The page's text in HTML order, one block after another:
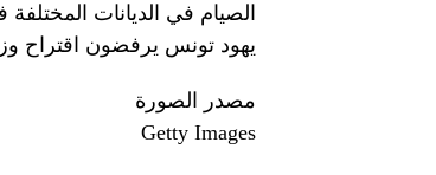
الصيام في الديانات
يهود تونس يرفضون اقتراح
مصدر الصورة
Getty Images